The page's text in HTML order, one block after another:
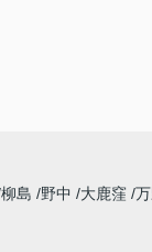
柳島 野中 大鹿窪